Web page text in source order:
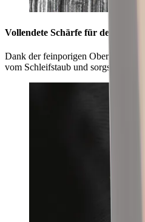
Vollendete Schärfe für deine Klinge
Dank der feinporigen Oberfläche
vom Schleifstaub und sorgst für